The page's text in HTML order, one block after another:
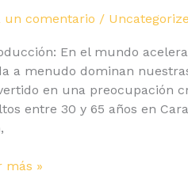
un comentario /
En el mundo
a menudo dominan
en una preocupación
entre 30 y 65 años en
más »